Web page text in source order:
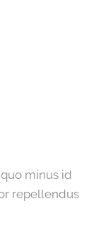
minus id
repellendus